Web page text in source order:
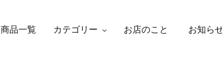
商品一覧 カテゴリー お店のこと お知ら